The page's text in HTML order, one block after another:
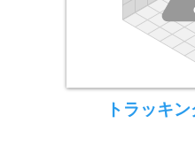
トラッキ